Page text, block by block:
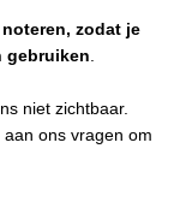
zodat je
gebruiken
niet zichtbaar.
ons vragen om